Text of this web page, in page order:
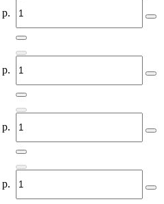
р.
р.
р.
р.